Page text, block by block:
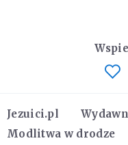
Jezuici.pl
Modlitwa w drodze